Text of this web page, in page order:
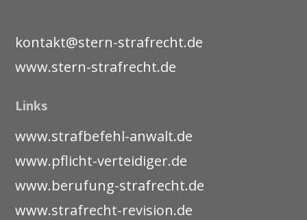
kontakt@stern-strafrecht.de
www.stern-strafrecht.de
Links
www.strafbefehl-anwalt.de
www.pflicht-verteidiger.de
www.berufung-strafrecht.de
www.strafrecht-revision.de